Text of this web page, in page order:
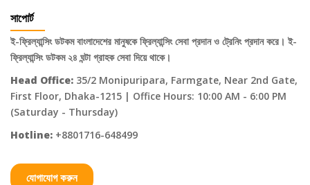
সাপোর্ট
ই-ফ্রিল্যান্সিং ডটকম বাংলাদেশের মানুষকে ফ্রিল্যান্সিং সেবা প্রদান ও ট্রেনিং প্রদান করে। ই-
ফ্রিল্যান্সিং ডটকম ২৪ ঘন্টা গ্রাহক সেবা দিয়ে থাকে।
Head Office: 35/2 Monipuripara, Farmgate, Near 2nd Gate,
First Floor, Dhaka-1215 | Office Hours: 10:00 AM - 6:00 PM
(Saturday - Thursday)
Hotline: +8801716-648499
যোগাযোগ করুন